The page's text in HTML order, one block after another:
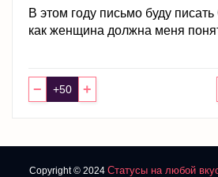
В этом году письмо буду
как женщина должна меня
− +
Copyright © 2024 Статусы на любой